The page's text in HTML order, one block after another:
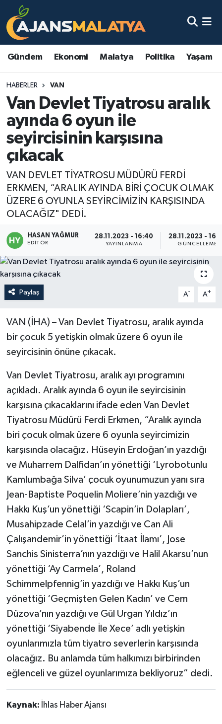
Gündem Ekonomi Malatya Politika Yaşam
HABERLER VAN
Van Devlet Tiyatrosu aralık
ayında 6 oyun ile
seyircisinin karşısına
çıkacak
VAN DEVLET TİYATROSU MÜDÜRÜ FERDİ
ERKMEN, “ARALIK AYINDA BİRİ ÇOCUK OLMAK
ÜZERE 6 OYUNLA SEYİRCİMİZİN KARŞISINDA
OLACAĞIZ" DEDİ.
HASAN YAĞMUR
EDITÖR
28.11.2023 - 16:40
YAYINLANMA
28.11.2023 -
GÜNCELLEME
Paylaş A- A+
VAN (İHA) – Van Devlet Tiyatrosu, aralık ayında
bir çocuk 5 yetişkin olmak üzere 6 oyun ile
seyircisinin önüne çıkacak.
Van Devlet Tiyatrosu, aralık ayı programını
açıkladı. Aralık ayında 6 oyun ile seyircisinin
karşısına çıkacaklarını ifade eden Van Devlet
Tiyatrosu Müdürü Ferdi Erkmen, “Aralık ayında
biri çocuk olmak üzere 6 oyunla seyircimizin
karşısında olacağız. Hüseyin Erdoğan’ın yazdığı
ve Muharrem Dalfidan’ın yönettiği ‘Lyrobotunlu
Kamlumbağa Silva’ çocuk oyunumuzun yanı sıra
Jean-Baptiste Poquelin Moliere’nin yazdığı ve
Hakkı Kuş’un yönettiği ‘Scapin’in Dolapları’,
Musahipzade Celal’in yazdığı ve Can Ali
Çalışandemir’in yönettiği ‘İtaat İlamı’, Jose
Sanchis Sinisterra’nın yazdığı ve Halil Akarsu’nun
yönettiği ‘Ay Carmela’, Roland
Schimmelpfennig’in yazdığı ve Hakkı Kuş’un
yönettiği ‘Geçmişten Gelen Kadın’ ve Cem
Düzova’nın yazdığı ve Gül Urgan Yıldız’ın
yönettiği ‘Siyabende İle Xece’ adlı yetişkin
oyunlarımızla tüm tiyatro severlerin karşısında
olacağız. Bu anlamda tüm halkımızı birbirinden
eğlenceli ve güzel oyunlarımıza bekliyoruz” dedi.
Kaynak: İhlas Haber Ajansı
Asayiş
Eğitim
Ekonomi
Gündem
Kültür & Sanat
Magazin
Politika
Sağlık
Spor
Teknoloji
Yaşam
Malatya Nöbetçi Eczaneler
Malatya Namaz Vakitleri
Malatya Trafik Yoğunluk Haritası
TFF 3.Lig 2.Grup Puan Durumu ve Fikstür
Son Dakika Haberleri
Haber Arşivi